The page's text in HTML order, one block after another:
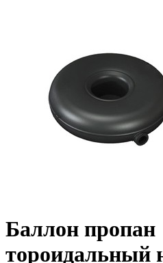
Баллон пропан
тороидальный